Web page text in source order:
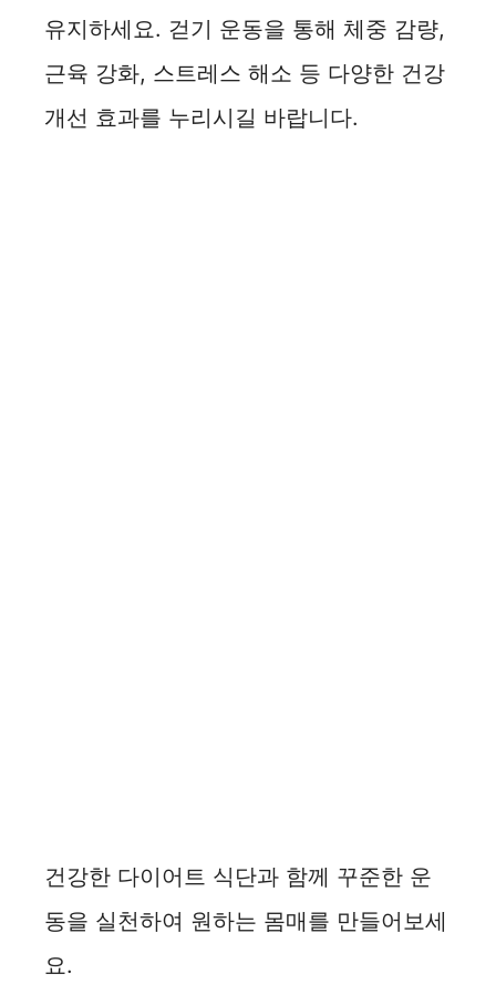
유지하세요. 걷기 운동을 통해 체중 감량,
근육 강화, 스트레스 해소 등 다양한 건강
개선 효과를 누리시길 바랍니다.
건강한 다이어트 식단과 함께 꾸준한 운
동을 실천하여 원하는 몸매를 만들어보세
요.